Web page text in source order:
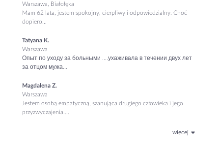
Warszawa, Białołęka
Mam 62 lata, jestem spokojny, cierpliwy i odpowiedzialny. Choć
dopiero...
Tatyana K.
Warszawa
Опыт по уходу за больными ....ухаживала в течении двух лет
за отцом мужа...
Magdalena Z.
Warszawa
Jestem osobą empatyczną, szanująca drugiego człowieka i jego
przyzwyczajenia....
więcej